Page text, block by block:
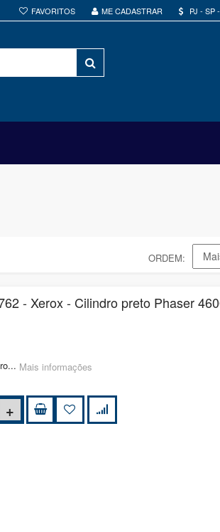
FAVORITOS ME CADASTRAR PJ - SP
ORDEM
- Xerox - Cilindro preto Phaser
Mais informações